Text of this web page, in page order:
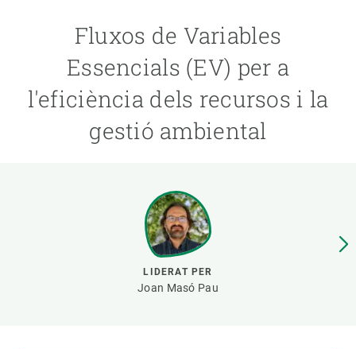
Fluxos de Variables
Essencials (EV) per a
l'eficiència dels recursos i la
gestió ambiental
LIDERAT PER
Joan Masó Pau